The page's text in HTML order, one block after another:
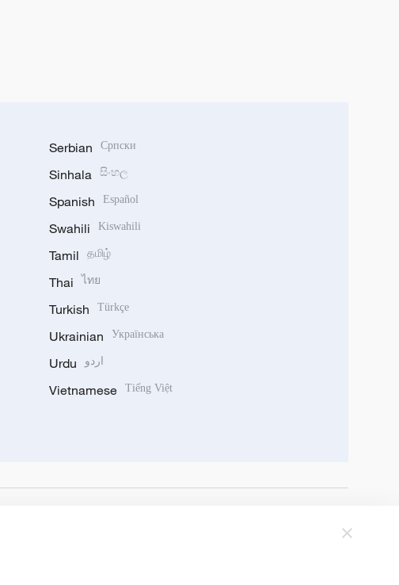
Serbian Српски
Sinhala සිංහල
Spanish Español
Swahili Kiswahili
Tamil தமிழ்
Thai ไทย
Turkish Türkçe
Ukrainian Українська
Urdu اردو
Vietnamese Tiếng Việt